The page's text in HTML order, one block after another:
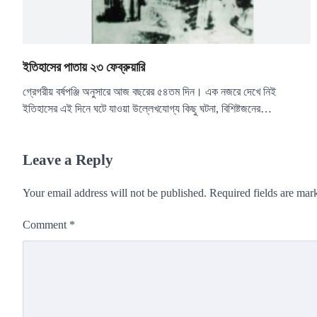
ইতিহাসের পাতায় ২৩ ফেব্রুয়ারি
গ্রেগরীয় বর্ষপঞ্জি অনুসারে আজ বছরের ৫৪তম দিন। এক নজরে দেখে নিই
ইতিহাসের এই দিনে ঘটে যাওয়া উল্লেখযোগ্য কিছু ঘটনা, বিশিষ্টজনের…
Leave a Reply
Your email address will not be published. Required fields are
Comment *